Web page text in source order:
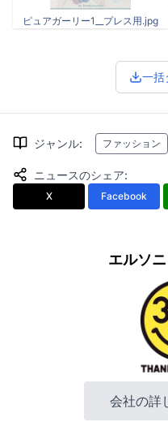
ピュアガーリー1__プレス用.jpg
一括
ジャンル: ファッション
ニュースのシェア:
X Facebook
エルソ
会社の詳